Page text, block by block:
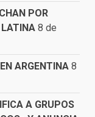
POR
LATINA 8 de
ARGENTINA 8
A GRUPOS